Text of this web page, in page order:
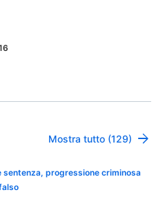
Mostra tutto (129)
progressione criminosa